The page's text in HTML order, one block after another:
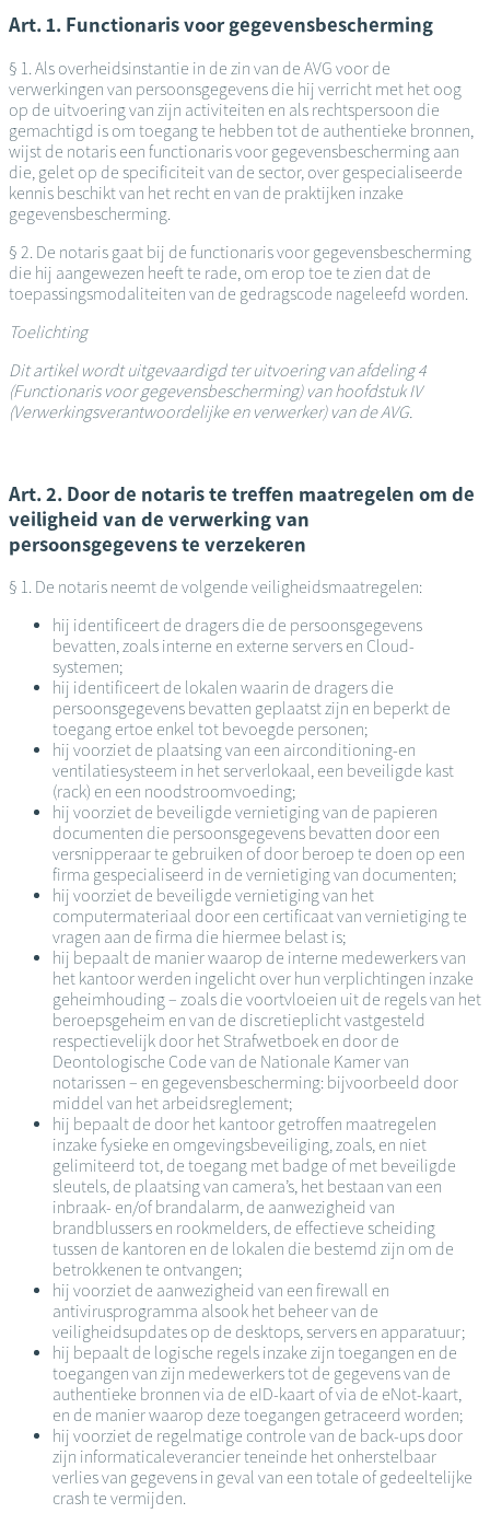
Art. 1. Functionaris voor gegevensbescherming
§ 1. Als overheidsinstantie in de zin van de AVG voor de
verwerkingen van persoonsgegevens die hij verricht met het oog
op de uitvoering van zijn activiteiten en als rechtspersoon die
gemachtigd is om toegang te hebben tot de authentieke bronnen,
wijst de notaris een functionaris voor gegevensbescherming aan
die, gelet op de specificiteit van de sector, over gespecialiseerde
kennis beschikt van het recht en van de praktijken inzake
gegevensbescherming.
§ 2. De notaris gaat bij de functionaris voor gegevensbescherming
die hij aangewezen heeft te rade, om erop toe te zien dat de
toepassingsmodaliteiten van de gedragscode nageleefd worden.
Toelichting
Dit artikel wordt uitgevaardigd ter uitvoering van afdeling 4
(Functionaris voor gegevensbescherming) van hoofdstuk IV
(Verwerkingsverantwoordelijke en verwerker) van de AVG.
Art. 2. Door de notaris te treffen maatregelen om de
veiligheid van de verwerking van
persoonsgegevens te verzekeren
§ 1. De notaris neemt de volgende veiligheidsmaatregelen:
hij identificeert de dragers die de persoonsgegevens
bevatten, zoals interne en externe servers en Cloud-
systemen;
hij identificeert de lokalen waarin de dragers die
persoonsgegevens bevatten geplaatst zijn en beperkt de
toegang ertoe enkel tot bevoegde personen;
hij voorziet de plaatsing van een airconditioning-en
ventilatiesysteem in het serverlokaal, een beveiligde kast
(rack) en een noodstroomvoeding;
hij voorziet de beveiligde vernietiging van de papieren
documenten die persoonsgegevens bevatten door een
versnipperaar te gebruiken of door beroep te doen op een
firma gespecialiseerd in de vernietiging van documenten;
hij voorziet de beveiligde vernietiging van het
computermateriaal door een certificaat van vernietiging te
vragen aan de firma die hiermee belast is;
hij bepaalt de manier waarop de interne medewerkers van
het kantoor werden ingelicht over hun verplichtingen inzake
geheimhouding – zoals die voortvloeien uit de regels van het
beroepsgeheim en van de discretieplicht vastgesteld
respectievelijk door het Strafwetboek en door de
Deontologische Code van de Nationale Kamer van
notarissen – en gegevensbescherming: bijvoorbeeld door
middel van het arbeidsreglement;
hij bepaalt de door het kantoor getroffen maatregelen
inzake fysieke en omgevingsbeveiliging, zoals, en niet
gelimiteerd tot, de toegang met badge of met beveiligde
sleutels, de plaatsing van camera’s, het bestaan van een
inbraak- en/of brandalarm, de aanwezigheid van
brandblussers en rookmelders, de effectieve scheiding
tussen de kantoren en de lokalen die bestemd zijn om de
betrokkenen te ontvangen;
hij voorziet de aanwezigheid van een firewall en
antivirusprogramma alsook het beheer van de
veiligheidsupdates op de desktops, servers en apparatuur;
hij bepaalt de logische regels inzake zijn toegangen en de
toegangen van zijn medewerkers tot de gegevens van de
authentieke bronnen via de eID-kaart of via de eNot-kaart,
en de manier waarop deze toegangen getraceerd worden;
hij voorziet de regelmatige controle van de back-ups door
zijn informaticaleverancier teneinde het onherstelbaar
verlies van gegevens in geval van een totale of gedeeltelijke
crash te vermijden.